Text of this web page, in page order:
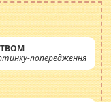
попередження